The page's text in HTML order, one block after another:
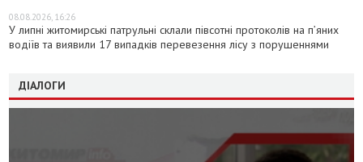
08.08.2026, 16:26
У липні житомирські патрульні склали півсотні протоколів на пʼяних
водіїв та виявили 17 випадків перевезення лісу з порушеннями
ДІАЛОГИ